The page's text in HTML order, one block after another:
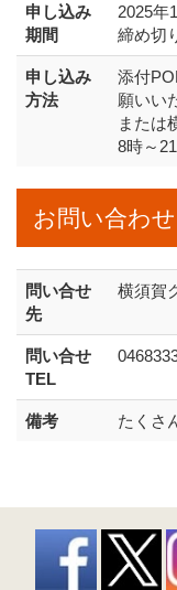
申し込み
期間
2025
締め切
申し込み
方法
添付
願いい
または
8時～
お問い合わせ
問い合せ
先
横須賀
問い合せ
TEL
備考 たくさ